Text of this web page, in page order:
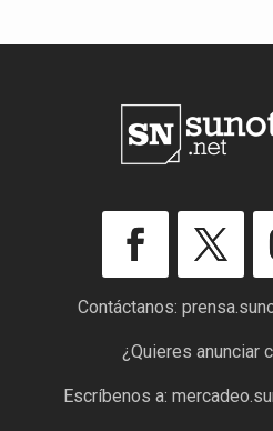
Contáctanos:
¿Quieres anunciar
Escríbenos a: